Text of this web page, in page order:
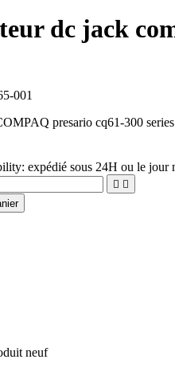
dc jack
001
presario cq61-300 series
expédié sous 24H ou le jour
 
neuf